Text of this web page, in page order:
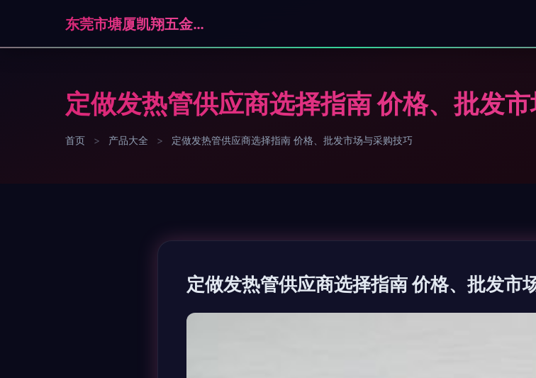
东莞市塘厦凯翔五金制品厂
定做发热管供应商选择指南 价格、批发
首页 > 产品大全 > 定做发热管供应商选择指南 价格、批发市场与采购技巧
定做发热管供应商选择指南 价格、批发市